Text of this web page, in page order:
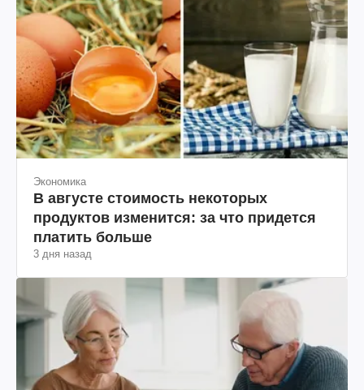
Экономика
В августе стоимость некоторых
продуктов изменится: за что придется
платить больше
3 дня назад